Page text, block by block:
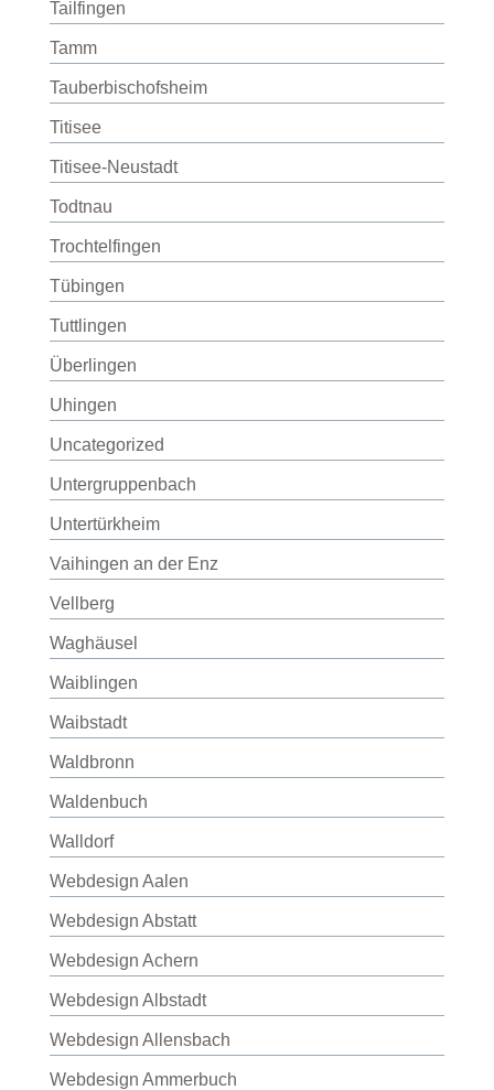
Tailfingen
Tamm
Tauberbischofsheim
Titisee
Titisee-Neustadt
Todtnau
Trochtelfingen
Tübingen
Tuttlingen
Überlingen
Uhingen
Uncategorized
Untergruppenbach
Untertürkheim
Vaihingen an der Enz
Vellberg
Waghäusel
Waiblingen
Waibstadt
Waldbronn
Waldenbuch
Walldorf
Webdesign Aalen
Webdesign Abstatt
Webdesign Achern
Webdesign Albstadt
Webdesign Allensbach
Webdesign Ammerbuch